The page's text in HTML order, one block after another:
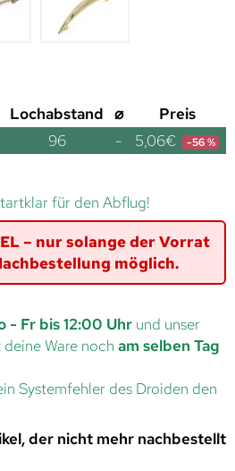
Lochabstand ⌀
Preis
96 - 5,06€ -56 %
für den Abflug!
– nur solange der Vorrat
möglich.
- Fr bis 12:00 Uhr und unser
Ware noch am selben Tag
Systemfehler des Droiden den
der nicht mehr nachbestellt